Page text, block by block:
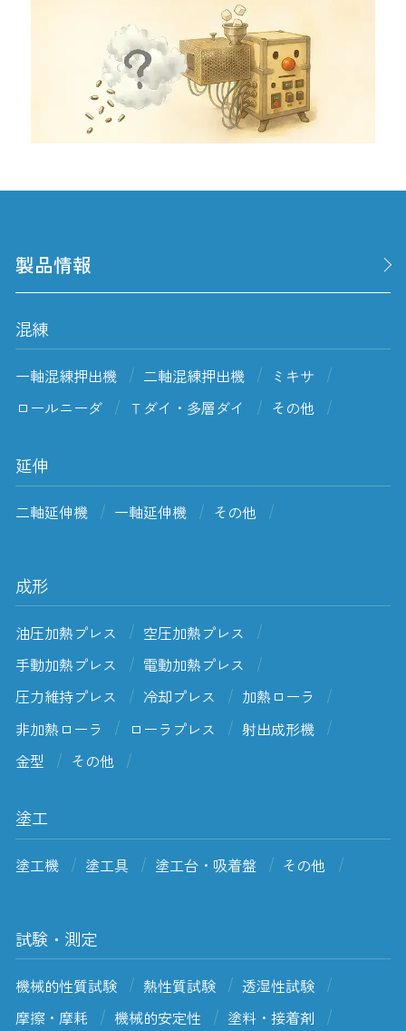
製品情報
混練
一軸混練押出機 二軸混練押出機
ミキサ
ロールニーダ
Ｔダイ・多層ダイ その他
延伸
二軸延伸機 一軸延伸機 その他
成形
油圧加熱プレス
空圧加熱プレス
手動加熱プレス
電動加熱プレス
圧力維持プレス
冷却プレス
加熱ローラ
非加熱ローラ
ローラプレス
射出成形機
金型
その他
塗工
塗工機 塗工具 塗工台・吸着盤 その他
試験・測定
機械的性質試験 熱性質試験
透湿性試験
摩擦・摩耗
機械的安定性
塗料・接着剤